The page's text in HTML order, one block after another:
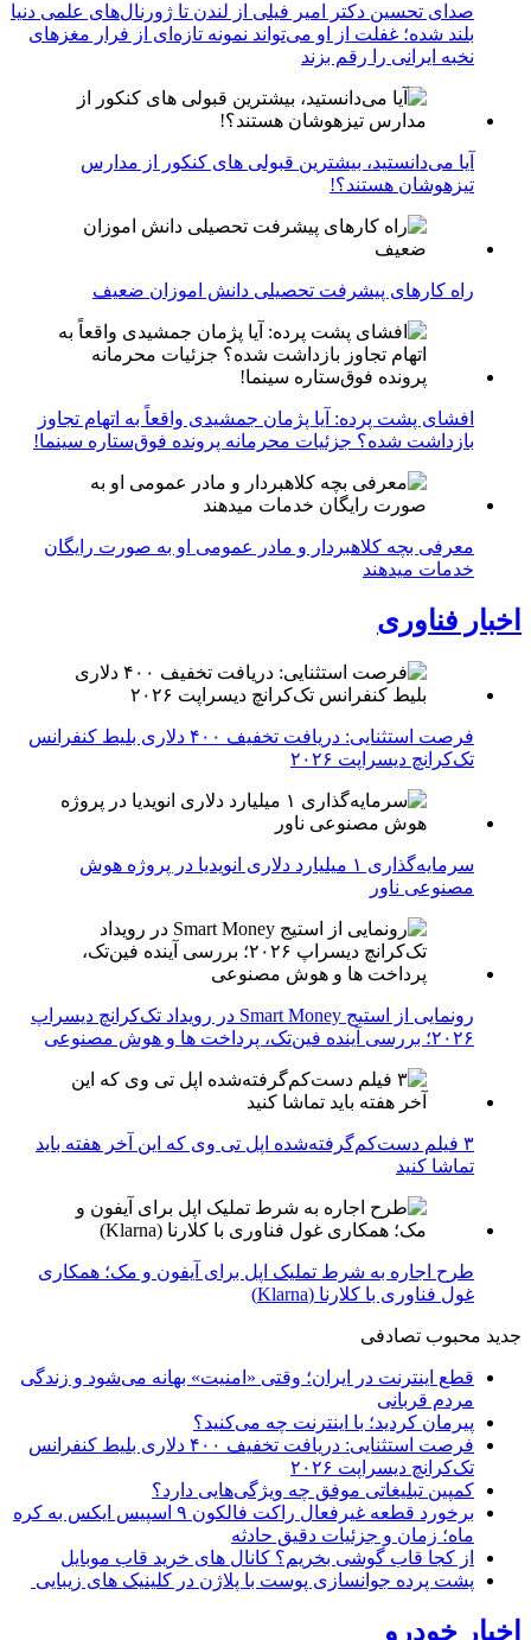
صدای تحسین دکتر امیر فیلی از لندن تا ژورنال‌های علمی دنیا
بلند شده؛ غفلت از او می‌تواند نمونه تازه‌ای از فرار مغزهای
نخبه ایرانی را رقم بزند
آیا می‌دانستید، بیشترین قبولی های کنکور از مدارس
تیزهوشان هستند؟!
راه کارهای پیشرفت تحصیلی دانش اموزان ضعیف
افشای پشت پرده: آیا پژمان جمشیدی واقعاً به اتهام تجاوز
بازداشت شده؟ جزئیات محرمانه پرونده فوق‌ستاره سینما!
معرفی بچه کلاهبردار و مادر عمومی او به صورت رایگان
خدمات میدهند
اخبار فناوری
فرصت استثنایی: دریافت تخفیف ۴۰۰ دلاری بلیط کنفرانس
تک‌کرانچ دیسراپت ۲۰۲۶
سرمایه‌گذاری ۱ میلیارد دلاری انویدیا در پروژه هوش
مصنوعی ناور
رونمایی از استیج Smart Money در رویداد تک‌کرانچ دیسراپ
۲۰۲۶؛ بررسی آینده فین‌تک، پرداخت‌ ها و هوش مصنوعی
۳ فیلم دست‌کم‌گرفته‌شده اپل تی وی که این آخر هفته باید
تماشا کنید
طرح اجاره به شرط تملیک اپل برای آیفون و مک؛ همکاری
غول فناوری با کلارنا (Klarna)
جدید محبوب تصادفی
قطع اینترنت در ایران؛ وقتی «امنیت» بهانه می‌شود و زندگی
مردم قربانی
پیرمان کردید؛ با اینترنت چه می‌کنید؟
فرصت استثنایی: دریافت تخفیف ۴۰۰ دلاری بلیط کنفرانس
تک‌کرانچ دیسراپت ۲۰۲۶
کمپین تبلیغاتی موفق چه ویژگی‌هایی دارد؟
برخورد قطعه غیرفعال راکت فالکون ۹ اسپیس ایکس به کره
ماه؛ زمان و جزئیات دقیق حادثه
از کجا قاب گوشی بخریم؟ کانال های خرید قاب موبایل
پشت پرده جوانسازی پوست با پلاژن در کلینیک های زیبایی
اخبار خودرو